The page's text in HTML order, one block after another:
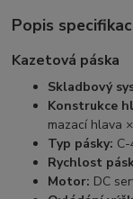
Popis
Kazetová páska
Skladbový
Konstrukce
mazací hlava
Typ pásky:
Rychlost
Motor: DC